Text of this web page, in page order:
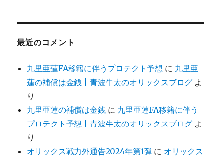
最近のコメント
九里亜蓮FA移籍に伴うプロテクト予想 に 九里亜
蓮の補償は金銭 | 青波牛太のオリックスブログ よ
り
九里亜蓮の補償は金銭 に 九里亜蓮FA移籍に伴う
プロテクト予想 | 青波牛太のオリックスブログ よ
り
オリックス戦力外通告2024年第1弾 に オリックス